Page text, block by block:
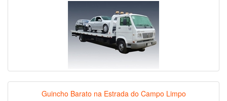
Guincho Barato na Estrada do Campo Limpo